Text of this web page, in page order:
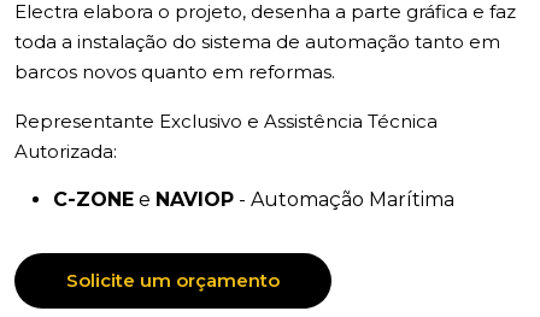
Electra elabora o projeto, desenha a parte gráfica e faz
toda a instalação do sistema de automação tanto em
barcos novos quanto em reformas.
Representante Exclusivo e Assistência Técnica
Autorizada:
C-ZONE e NAVIOP - Automação Marítima
Solicite um orçamento